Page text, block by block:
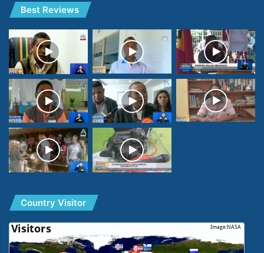
Best Reviews
Country Visitor